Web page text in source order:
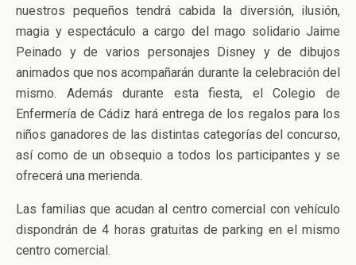
nuestros pequeños tendrá cabida la diversión, ilusión,
magia y espectáculo a cargo del mago solidario Jaime
Peinado y de varios personajes Disney y de dibujos
animados que nos acompañarán durante la celebración del
mismo. Además durante esta fiesta, el Colegio de
Enfermería de Cádiz hará entrega de los regalos para los
niños ganadores de las distintas categorías del concurso,
así como de un obsequio a todos los participantes y se
ofrecerá una merienda.
Las familias que acudan al centro comercial con vehículo
dispondrán de 4 horas gratuitas de parking en el mismo
centro comercial.